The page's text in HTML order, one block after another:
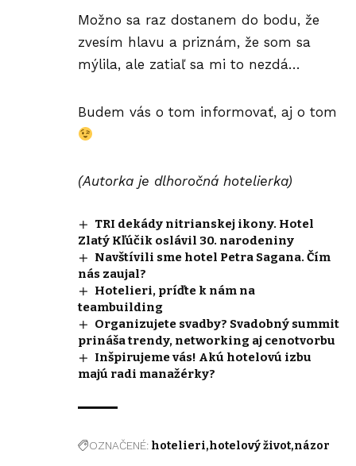
Možno sa raz dostanem do bodu, že
zvesím hlavu a priznám, že som sa
mýlila, ale zatiaľ sa mi to nezdá…
Budem vás o tom informovať, aj o tom
(Autorka je dlhoročná hotelierka)
TRI dekády nitrianskej ikony. Hotel
Zlatý Kľúčik oslávil 30. narodeniny
Navštívili sme hotel Petra Sagana. Čím
nás zaujal?
Hotelieri, príďte k nám na
teambuilding
Organizujete svadby? Svadobný summit
prináša trendy, networking aj cenotvorbu
Inšpirujeme vás! Akú hotelovú izbu
majú radi manažérky?
OZNAČENÉ: hotelieri hotelový život názor